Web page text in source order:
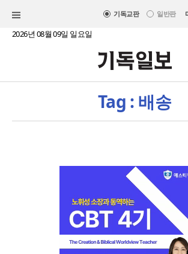
기독교판 일반판
2026년 08월 09일 일요일
Tag : 배송